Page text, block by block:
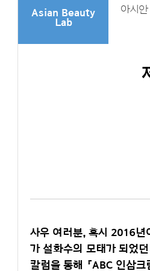
Asian Beauty
Lab
아시
사우 여러분, 혹시 2016년
가 설화수의 모태가 되었
칼럼을 통해 『ABC 인삼